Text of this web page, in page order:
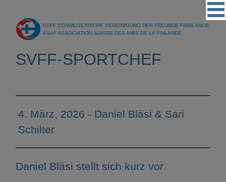
SVFF-SPORTCHEF
SVFF SCHWEIZERISCHE VEREINIGUNG DER FREUNDE FINNLANDS
ASAFASSOCIATION SUISSE DES AMIS DE LA FINLANDE
Regionalgruppen
Events
Partner
Magazin
4. März, 2026 - Daniel Bläsi & Sari
Schilter
Daniel Bläsi stellt sich kurz vor.